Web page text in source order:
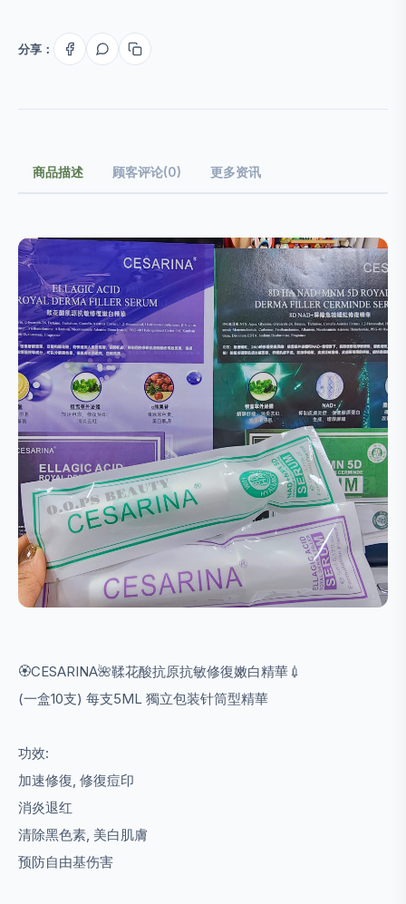
分享：
商品描述 顾客评论(0) 更多资讯
🏵️CESARINA🌺鞣花酸抗原抗敏修復嫩白精華💉
(一盒10支) 每支5ML 獨立包装针筒型精華
功效:
加速修復, 修復痘印
消炎退红
清除黑色素, 美白肌膚
预防自由基伤害